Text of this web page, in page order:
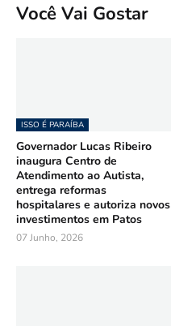
Você Vai Gostar
ISSO É PARAÍBA
Governador Lucas Ribeiro
inaugura Centro de
Atendimento ao Autista,
entrega reformas
hospitalares e autoriza novos
investimentos em Patos
07 Junho, 2026